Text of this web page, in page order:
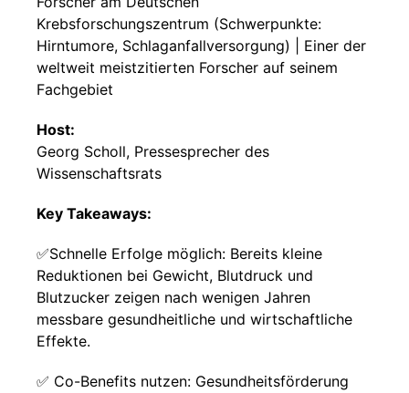
Krebsforschungszentrum (Schwerpunkte:
Hirntumore, Schlaganfallversorgung) | Einer der
weltweit meistzitierten Forscher auf seinem
Fachgebiet
Host:
Georg Scholl, Pressesprecher des
Wissenschaftsrats
Key Takeaways:
✅Schnelle Erfolge möglich: Bereits kleine
Reduktionen bei Gewicht, Blutdruck und
Blutzucker zeigen nach wenigen Jahren
messbare gesundheitliche und wirtschaftliche
Effekte.
✅ Co-Benefits nutzen: Gesundheitsförderung